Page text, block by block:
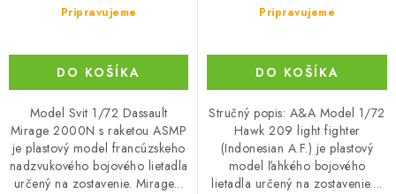
Pripravujeme
DO KOŠÍKA
Model Svit 1/72 Dassault
Mirage 2000N s raketou ASMP
je plastový model francúzskeho
nadzvukového bojového lietadla
určený na zostavenie. Mirage...
Pripravujeme
DO KOŠÍKA
Stručný popis: A&A Model 1/72
Hawk 209 light fighter
(Indonesian A.F.) je plastový
model ľahkého bojového
lietadla určený na zostavenie....